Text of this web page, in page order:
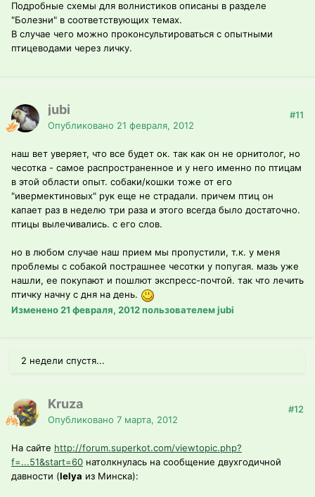
Подробные схемы для волнистиков описаны в разделе
"Болезни" в соответствующих темах.
В случае чего можно проконсультироваться с опытными
птицеводами через личку.
jubi
Опубликовано 21 февраля, 2012
#11
наш вет уверяет, что все будет ок. так как он не орнитолог, но
чесотка - самое распространенное и у него именно по птицам
в этой области опыт. собаки/кошки тоже от его
"ивермектиновых" рук еще не страдали. причем птиц он
капает раз в неделю три раза и этого всегда было достаточно.
птицы вылечивались. с его слов.
но в любом случае наш прием мы пропустили, т.к. у меня
проблемы с собакой пострашнее чесотки у попугая. мазь уже
нашли, ее покупают и пошлют экспресс-почтой. так что лечить
птичку начну с дня на день.
Изменено21 февраля, 2012пользователем jubi
2 недели спустя...
Kruza
Опубликовано 7 марта, 2012
#12
На сайте http://forum.superkot.com/viewtopic.php?
f=...51&start=60 натолкнулась на сообщение двухгодичной
давности (lelya из Минска):